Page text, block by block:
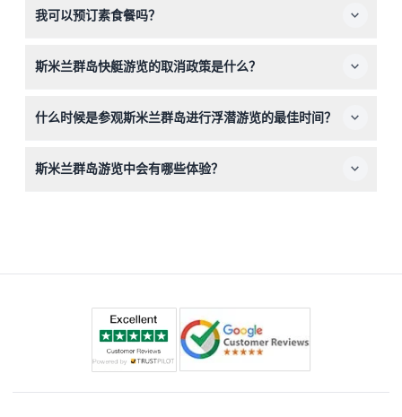
妇以及患有高血压或癫痫等某些疾病的人士不适合参加。
我可以预订素食餐吗？
好，我们会提供素食餐。
斯米兰群岛快艇游览的取消政策是什么？
什么时候是参观斯米兰群岛进行浮潜游览的最佳时间？
期。公园在五月中旬至十月中旬的季风季节期间关闭（具体
斯米兰群岛游览中会有哪些体验？